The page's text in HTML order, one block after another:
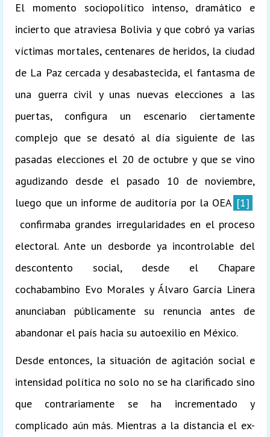
El momento sociopolítico intenso, dramático e
incierto que atraviesa Bolivia y que cobró ya varias
víctimas mortales, centenares de heridos, la ciudad
de La Paz cercada y desabastecida, el fantasma de
una guerra civil y unas nuevas elecciones a las
puertas, configura un escenario ciertamente
complejo que se desató al día siguiente de las
pasadas elecciones el 20 de octubre y que se vino
agudizando desde el pasado 10 de noviembre,
luego que un informe de auditoría por la OEA [1]
confirmaba grandes irregularidades en el proceso
electoral. Ante un desborde ya incontrolable del
descontento social, desde el Chapare
cochabambino Evo Morales y Álvaro García Linera
anunciaban públicamente su renuncia antes de
abandonar el país hacia su autoexilio en México.
Desde entonces, la situación de agitación social e
intensidad política no solo no se ha clarificado sino
que contrariamente se ha incrementado y
complicado aún más. Mientras a la distancia el ex-